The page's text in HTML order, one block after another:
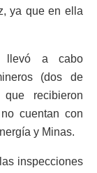
ya que en ella
llevó a cabo
(dos de
recibieron
cuentan con
y Minas.
inspecciones